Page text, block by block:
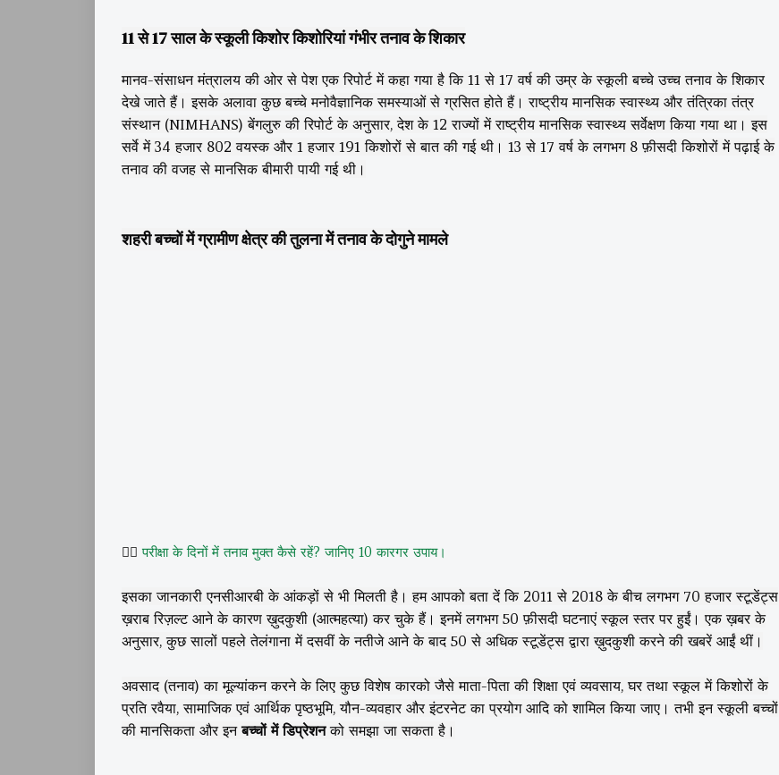
11 से 17 साल के स्कूली किशोर किशोरियां गंभीर तनाव के शिकार
मानव-संसाधन मंत्रालय की ओर से पेश एक रिपोर्ट में कहा गया है कि 11 से 17 वर्ष की उम्र के स्कूली बच्चे उच्च तनाव के शिकार
देखे जाते हैं। इसके अलावा कुछ बच्चे मनोवैज्ञानिक समस्याओं से ग्रसित होते हैं। राष्ट्रीय मानसिक स्वास्थ्य और तंत्रिका तंत्र
संस्थान (NIMHANS) बेंगलुरु की रिपोर्ट के अनुसार, देश के 12 राज्यों में राष्ट्रीय मानसिक स्वास्थ्य सर्वेक्षण किया गया था। इस
सर्वे में 34 हजार 802 वयस्क और 1 हजार 191 किशोरों से बात की गई थी। 13 से 17 वर्ष के लगभग 8 फ़ीसदी किशोरों में पढ़ाई के
तनाव की वजह से मानसिक बीमारी पायी गई थी।
शहरी बच्चों में ग्रामीण क्षेत्र की तुलना में तनाव के दोगुने मामले
👉🏽परीक्षा के दिनों में तनाव मुक्त कैसे रहें? जानिए 10 कारगर उपाय।
इसका जानकारी एनसीआरबी के आंकड़ों से भी मिलती है। हम आपको बता दें कि 2011 से 2018 के बीच लगभग 70 हजार स्टूडेंट्स
ख़राब रिज़ल्ट आने के कारण ख़ुदकुशी (आत्महत्या) कर चुके हैं। इनमें लगभग 50 फ़ीसदी घटनाएं स्कूल स्तर पर हुईं। एक ख़बर के
अनुसार, कुछ सालों पहले तेलंगाना में दसवीं के नतीजे आने के बाद 50 से अधिक स्टूडेंट्स द्वारा ख़ुदकुशी करने की खबरें आईं थीं।
अवसाद (तनाव) का मूल्यांकन करने के लिए कुछ विशेष कारको जैसे माता-पिता की शिक्षा एवं व्यवसाय, घर तथा स्कूल में किशोरों के
प्रति रवैया, सामाजिक एवं आर्थिक पृष्ठभूमि, यौन-व्यवहार और इंटरनेट का प्रयोग आदि को शामिल किया जाए। तभी इन स्कूली बच्चों
की मानसिकता और इनबच्चों में डिप्रेशनको समझा जा सकता है।